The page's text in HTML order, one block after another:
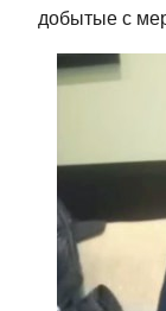
добытые с